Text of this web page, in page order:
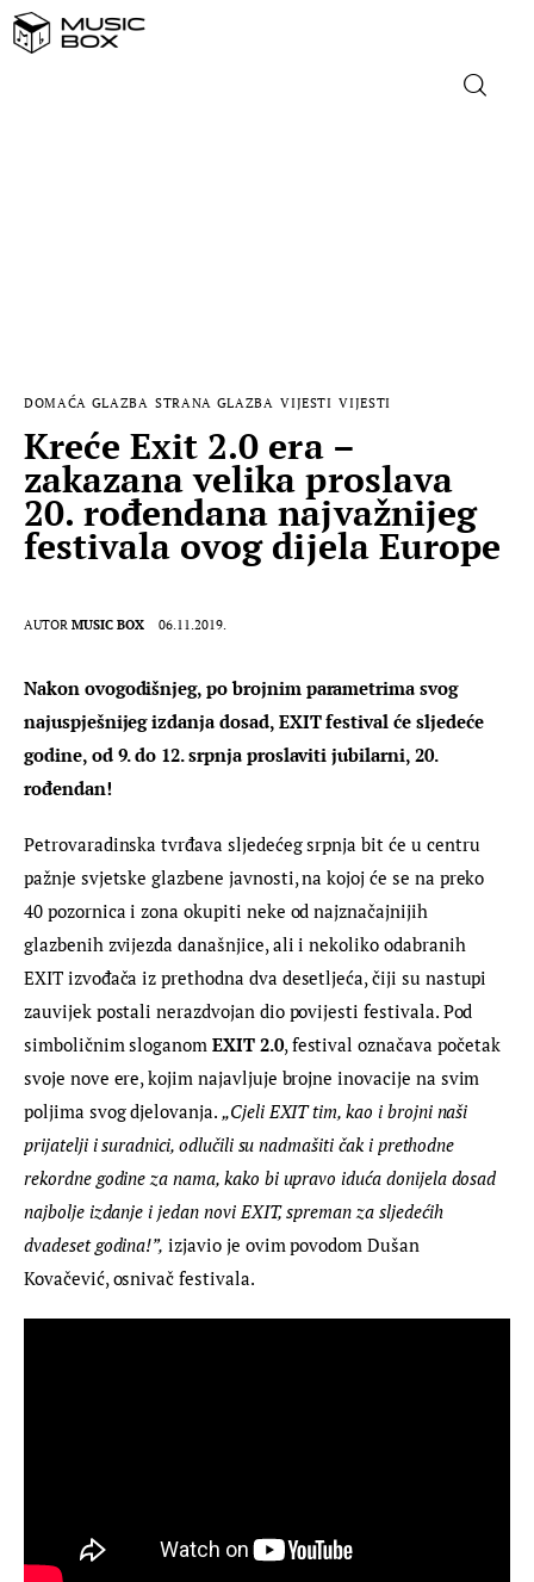
MUSIC BOX
DOMAĆA GLAZBA STRANA GLAZBA VIJESTI VIJESTI
Kreće Exit 2.0 era –
zakazana velika proslava
20. rođendana najvažnijeg
festivala ovog dijela Europe
AUTOR MUSIC BOX 06.11.2019.
Nakon ovogodišnjeg, po brojnim parametrima svog
najuspješnijeg izdanja dosad, EXIT festival će sljedeće
godine, od 9. do 12. srpnja proslaviti jubilarni, 20.
rođendan!
Petrovaradinska tvrđava sljedećeg srpnja bit će u centru
pažnje svjetske glazbene javnosti, na kojoj će se na preko
40 pozornica i zona okupiti neke od najznačajnijih
glazbenih zvijezda današnjice, ali i nekoliko odabranih
EXIT izvođača iz prethodna dva desetljeća, čiji su nastupi
zauvijek postali nerazdvojan dio povijesti festivala. Pod
simboličnim sloganom EXIT 2.0, festival označava početak
svoje nove ere, kojim najavljuje brojne inovacije na svim
poljima svog djelovanja. „Cjeli EXIT tim, kao i brojni naši
prijatelji i suradnici, odlučili su nadmašiti čak i prethodne
rekordne godine za nama, kako bi upravo iduća donijela dosad
najbolje izdanje i jedan novi EXIT, spreman za sljedećih
dvadeset godina!”, izjavio je ovim povodom Dušan
Kovačević, osnivač festivala.